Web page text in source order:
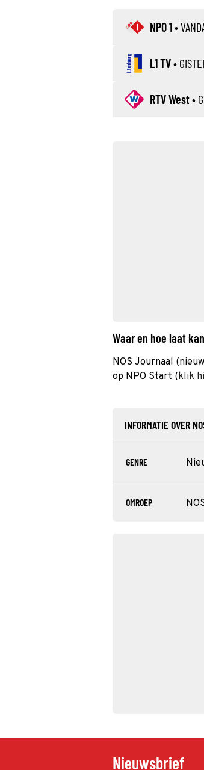
NPO 1•
L1 TV•
RTV West•
Waar en hoe laat
NOS Journaal
op NPO Start (klik
INFORMATIE OVER
GENRE
OMROEP
Nieuwsbrief